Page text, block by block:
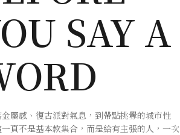
SAY A
屬感、復古派對氣息，到帶點挑釁的城市性
頁不是基本款集合，而是給有主張的人，一次